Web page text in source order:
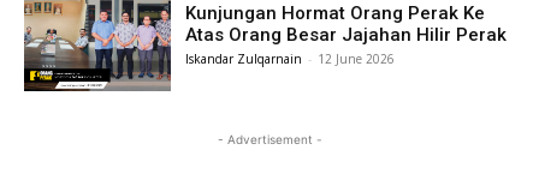
Kunjungan Hormat Orang Perak Ke
Atas Orang Besar Jajahan Hilir Perak
Iskandar Zulqarnain - 12 June 2026
- Advertisement -